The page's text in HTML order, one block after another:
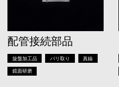
配管接続部品
旋盤加工品 バリ取り 真鍮
鏡面研磨